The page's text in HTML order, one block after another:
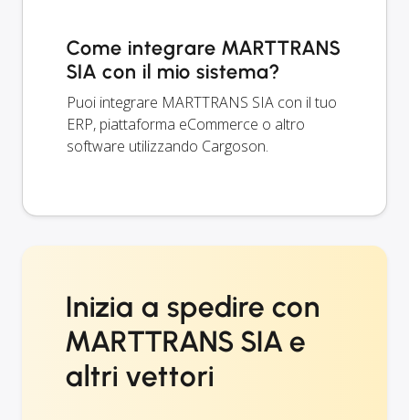
Come integrare MARTTRANS
SIA con il mio sistema?
Puoi integrare MARTTRANS SIA con il tuo
ERP, piattaforma eCommerce o altro
software utilizzando Cargoson.
Inizia a spedire con
MARTTRANS SIA e
altri vettori